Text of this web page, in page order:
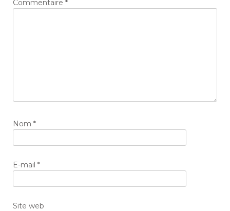
Commentaire *
Nom *
E-mail *
Site web